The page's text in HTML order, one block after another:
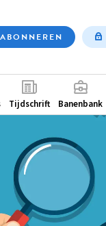
ABONNEREN
Tijdschrift Banenbank